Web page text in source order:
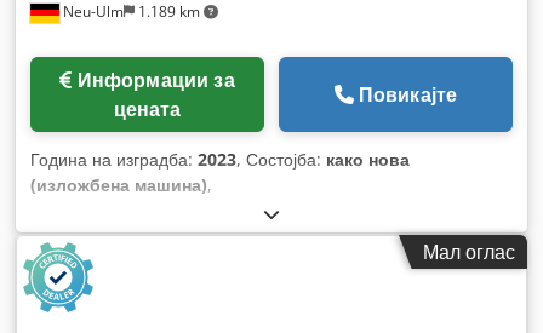
Neu-Ulm 1.189 km
цената
Повикајте
Година на изградба: 2023, Состојба: како нова
(изложбена машина),
Мал оглас